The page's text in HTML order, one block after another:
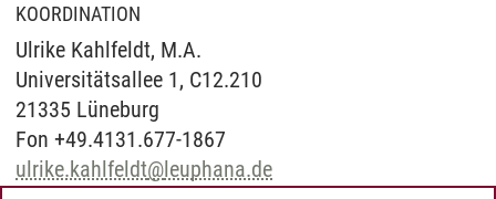
KOORDINATION
Ulrike Kahlfeldt, M.A.
Universitätsallee 1, C12.210
21335 Lüneburg
Fon +49.4131.677-1867
ulrike.kahlfeldt@leuphana.de